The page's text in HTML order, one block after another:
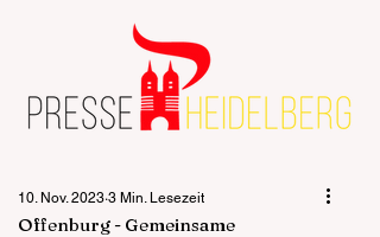
Offenburg - Gemeinsame
10. Nov. 2023 3 Min. Lesezeit